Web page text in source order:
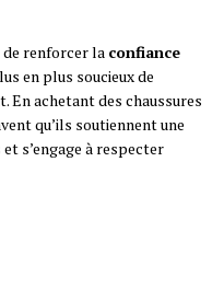
renforcer la confiance
en plus soucieux de
En achetant des chaussures
qu’ils soutiennent une
s’engage à respecter